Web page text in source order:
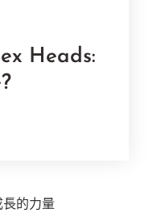
Heads:
的力量